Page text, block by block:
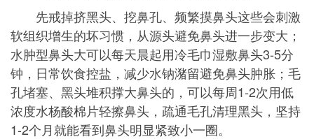
先戒掉挤黑头、挖鼻孔、频繁摸鼻头这些会刺激
软组织增生的坏习惯，从源头避免鼻头进一步变大；
水肿型鼻头大可以每天晨起用冷毛巾湿敷鼻头3-5分
钟，日常饮食控盐，减少水钠潴留避免鼻头肿胀；毛
孔堵塞、黑头堆积撑大鼻头的，可以每周1-2次用低
浓度水杨酸棉片轻擦鼻头，疏通毛孔清理黑头，坚持
1-2个月就能看到鼻头明显紧致小一圈。